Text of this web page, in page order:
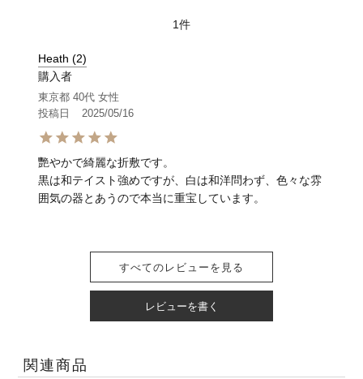
1
Heath 2
購入者
東京都 40代 女性
投稿日
2025/05/16
艷やかで綺麗な折敷です。
黒は和テイスト強めですが、白は和洋問わず、色々な雰
囲気の器とあうので本当に重宝しています。
すべてのレビューを見る
レビューを書く
関連商品